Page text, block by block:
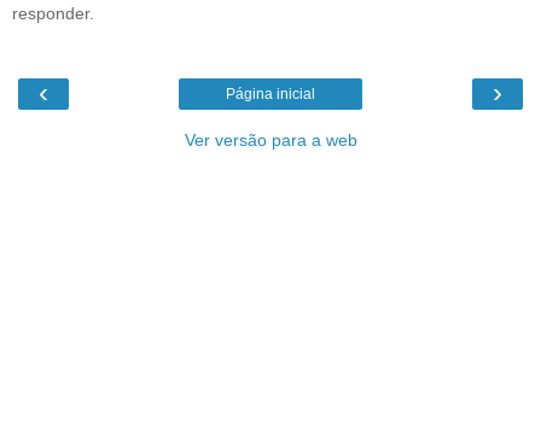
responder.
‹ ›
Página inicial
Ver versão para a web